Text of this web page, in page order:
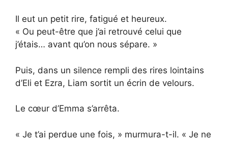
Il eut un petit rire, fatigué et heureux.
« Ou peut-être que j’ai retrouvé celui que
j’étais… avant qu’on nous sépare. »
Puis, dans un silence rempli des rires lointains
d’Eli et Ezra, Liam sortit un écrin de velours.
Le cœur d’Emma s’arrêta.
« Je t’ai perdue une fois, » murmura-t-il. « Je ne